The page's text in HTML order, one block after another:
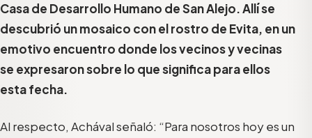
Casa de Desarrollo Humano de San Alejo. Allí se
descubrió un mosaico con el rostro de Evita, en un
emotivo encuentro donde los vecinos y vecinas
se expresaron sobre lo que significa para ellos
esta fecha.
Al respecto, Achával señaló: “Para nosotros hoy es un